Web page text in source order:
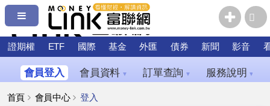
證期權 ETF 國際 基金 外匯 債券 新聞 影音
會員登入 會員資料 ▼ 訂單查詢 ▼ 服務說明 ▼
首頁 會員中心 登入